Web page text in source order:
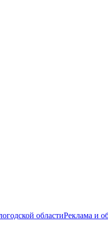
областиРеклама и